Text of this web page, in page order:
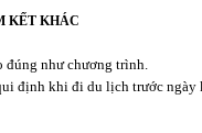
KẾT KHÁC
đúng như chương trình.
định khi đi du lịch trước ngày